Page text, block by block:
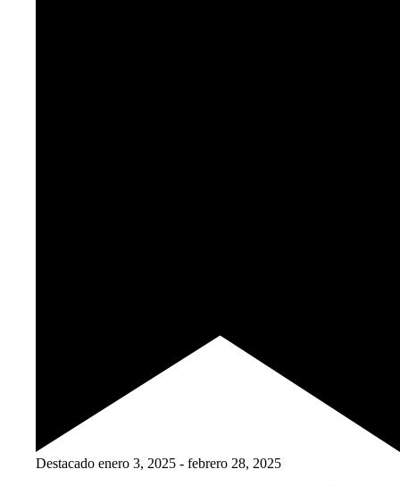
Destacado enero 3, 2025 - febrero 28, 2025